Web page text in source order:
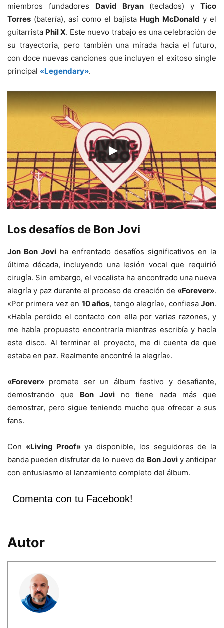
miembros fundadores David Bryan(teclados) yTico
Torres (batería), así como el bajista Hugh McDonald y el
guitarrista Phil X. Este nuevo trabajo es una celebración de
su trayectoria, pero también una mirada hacia el futuro,
con doce nuevas canciones que incluyen el exitoso single
principal «Legendary».
Los desafíos de Bon Jovi
Jon Bon Jovi ha enfrentado desafíos significativos en la
última década, incluyendo una lesión vocal que requirió
cirugía. Sin embargo, el vocalista ha encontrado una nueva
alegría y paz durante el proceso de creación de «Forever».
«Por primera vez en 10 años, tengo alegría», confiesaJon.
«Había perdido el contacto con ella por varias razones, y
me había propuesto encontrarla mientras escribía y hacía
este disco. Al terminar el proyecto, me di cuenta de que
estaba en paz. Realmente encontré la alegría».
«Forever» promete ser un álbum festivo y desafiante,
demostrando que Bon Jovino tiene nada más que
demostrar, pero sigue teniendo mucho que ofrecer a sus
fans.
Con «Living Proof»ya disponible, los seguidores de la
banda pueden disfrutar de lo nuevo de Bon Joviy anticipar
con entusiasmo el lanzamiento completo del álbum.
Comenta con tu Facebook!
Autor